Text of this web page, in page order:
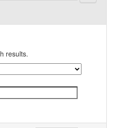
results.